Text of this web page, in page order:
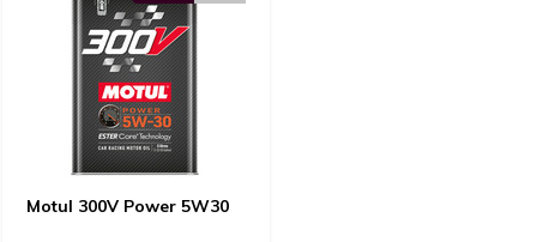
Motul 300V Power 5W30